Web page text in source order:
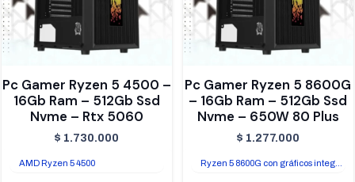
Pc Gamer Ryzen 5 4500 –
16Gb Ram – 512Gb Ssd
Nvme – Rtx 5060
$ 1.730.000
AMD Ryzen 5 4500
Pc Gamer Ryzen 5 8600G
– 16Gb Ram – 512Gb Ssd
Nvme – 650W 80 Plus
$ 1.277.000